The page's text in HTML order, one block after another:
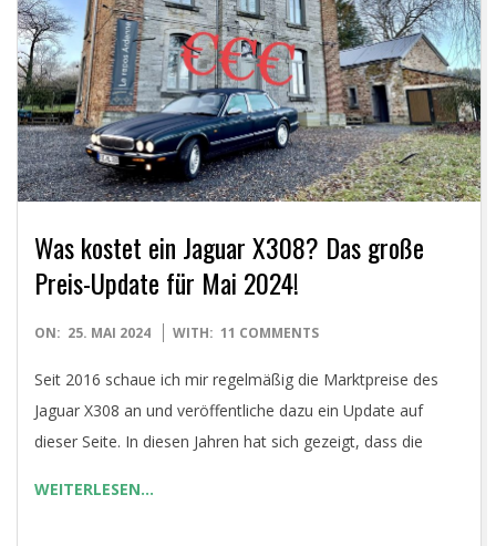
Was kostet ein Jaguar X308? Das große
Preis-Update für Mai 2024!
2024-
25
ON: 25. MAI 2024 WITH: 11 COMMENTS
Seit 2016 schaue ich mir regelmäßig die Marktpreise des
Jaguar X308 an und veröffentliche dazu ein Update auf
dieser Seite. In diesen Jahren hat sich gezeigt, dass die
WEITERLESEN…